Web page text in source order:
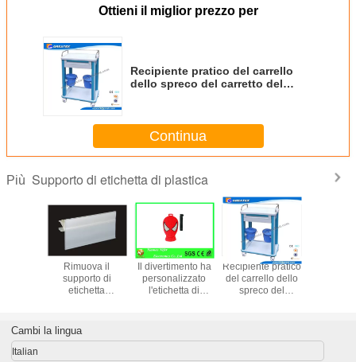
Ottieni il miglior prezzo per
Recipiente pratico del carrello
dello spreco del carretto del
pattumiera
Continua
Più Supporto di etichetta di plastica
di
Rimuova il
supporto di
etichetta
dettaglio di
promozione/pista
Il divertimento ha
personalizzato
l'etichetta di
dell'etichetta della
Recipiente pratico
del carrello dello
spreco del
d'infermiera
Cambi la lingua
Italian